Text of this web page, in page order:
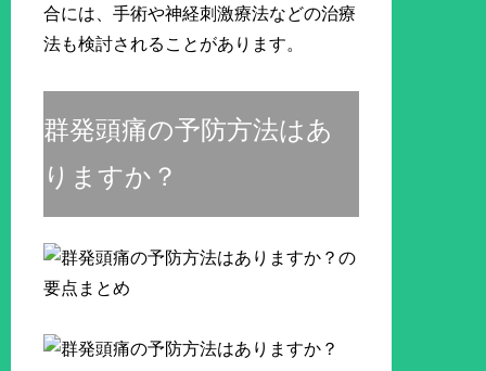
合には、手術や神経刺激療法などの治療
法も検討されることがあります。
群発頭痛の予防方法はあ
りますか？